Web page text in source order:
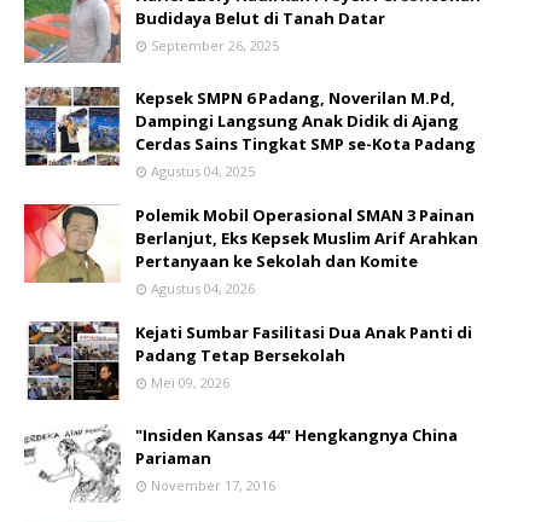
Budidaya Belut di Tanah Datar
September 26, 2025
Kepsek SMPN 6 Padang, Noverilan M.Pd,
Dampingi Langsung Anak Didik di Ajang
Cerdas Sains Tingkat SMP se-Kota Padang
Agustus 04, 2025
Polemik Mobil Operasional SMAN 3 Painan
Berlanjut, Eks Kepsek Muslim Arif Arahkan
Pertanyaan ke Sekolah dan Komite
Agustus 04, 2026
Kejati Sumbar Fasilitasi Dua Anak Panti di
Padang Tetap Bersekolah
Mei 09, 2026
"Insiden Kansas 44" Hengkangnya China
Pariaman
November 17, 2016